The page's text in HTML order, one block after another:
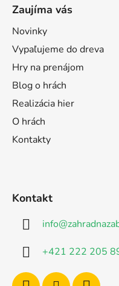
Zaujíma vás
Novinky
Vypaľujeme do dreva
Hry na prenájom
Blog o hrách
Realizácia hier
O hrách
Kontakty
Kontakt
info@
+421 222 205